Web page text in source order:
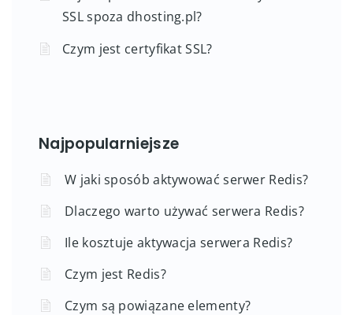
SSL spoza dhosting.pl?
Czym jest certyfikat SSL?
Najpopularniejsze
W jaki sposób aktywować serwer Redis?
Dlaczego warto używać serwera Redis?
Ile kosztuje aktywacja serwera Redis?
Czym jest Redis?
Czym są powiązane elementy?